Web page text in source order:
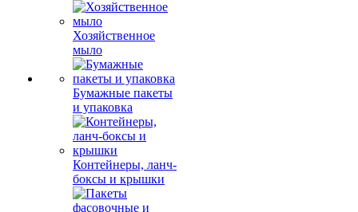
Хозяйственное
мыло
Бумажные пакеты
и упаковка
Контейнеры, ланч-
боксы и крышки